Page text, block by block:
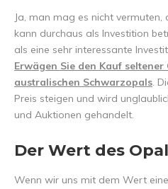
Ja, man mag es nicht
kann durchaus als Investition
als eine sehr interessante
Erwägen Sie den Kauf
australischen Schwarzopals.
Preis steigen und wird
und Auktionen gehandelt.
Der Wert des
Wenn wir uns mit dem Wert